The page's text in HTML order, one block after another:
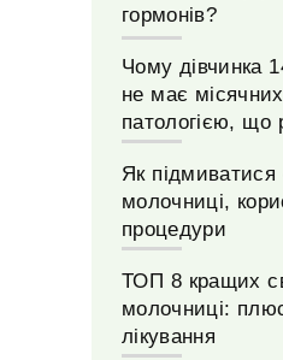
гормонів?
Чому дівчинка
не має
патологією, що
Як
молочниці,
процедури
ТОП 8 кращих
молочниці:
лікування